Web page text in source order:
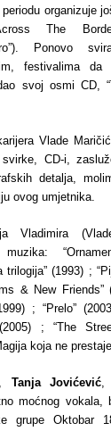
periodu organizuje
The
Ponovo
festivalima
svoj osmi CD,
Vlade
CD-i,
detalja,
ovog umjetnika.
Vladimira
muzika:
trilogija” (1993) ;
& New Friends”
; “Prelo”
(2005) ; “The
koja ne
Tanja Jovićević,
moćnog vokala,
grupe Oktobar